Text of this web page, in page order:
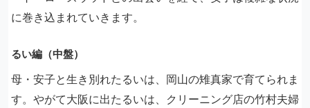
に巻き込まれていきます。
るい編（中盤）
母・安子と生き別れたるいは、岡山の雉真家で育てられま
す。やがて大阪に出たるいは、クリーニング店の竹村夫婦